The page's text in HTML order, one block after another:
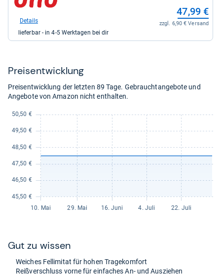
Shop:
OTTO
47,99
47,99 €
zzgl. 6,90 € Versand
Details
lieferbar - in 4-5 Werktagen bei dir
Preis­ent­wick­lung
Preisentwicklung der letzten 89 Tage. Gebrauchtangebote und
Angebote von Amazon nicht enthalten.
Gut zu wis­sen
Wei­ches Fel­li­mi­tat für hohen Tra­ge­kom­fort
Reiß­ver­schluss vorne für ein­fa­ches An-​ und Aus­zie­hen